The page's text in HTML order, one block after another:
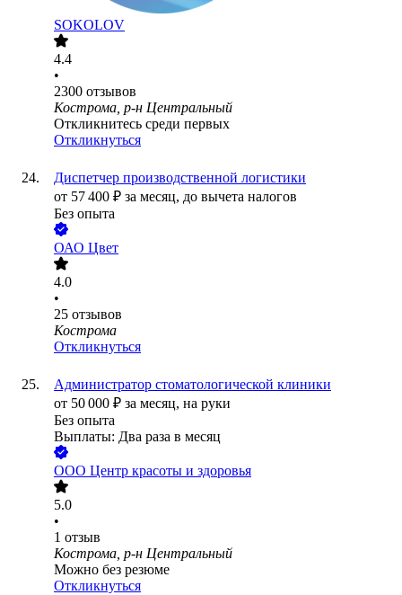
SOKOLOV
4.4
•
2300 отзывов
Кострома, р-н Центральный
Откликнитесь среди первых
Откликнуться
Диспетчер производственной логистики
от 57 400 ₽ за месяц, до вычета налогов
Без опыта
ОАО Цвет
4.0
•
25 отзывов
Кострома
Откликнуться
Администратор стоматологической клиники
от 50 000 ₽ за месяц, на руки
Без опыта
Выплаты: Два раза в месяц
ООО Центр красоты и здоровья
5.0
•
1 отзыв
Кострома, р-н Центральный
Можно без резюме
Откликнуться